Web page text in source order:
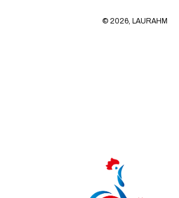
© 2026, LAURAHM